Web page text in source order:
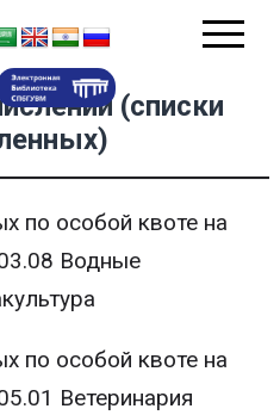
(списки
по особой квоте на
Водные
по особой квоте на
Ветеринария